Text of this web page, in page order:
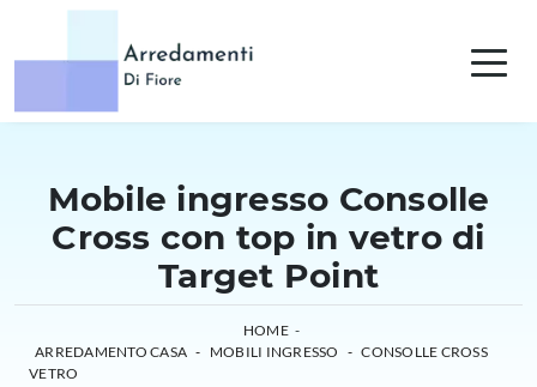
Mobile ingresso Consolle
Cross con top in vetro di
Target Point
HOME -
ARREDAMENTO CASA - MOBILI INGRESSO - CONSOLLE CROSS
VETRO